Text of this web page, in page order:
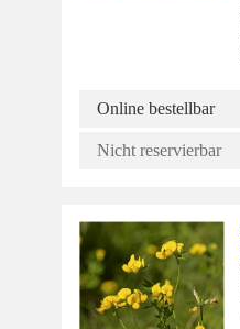
Online bestellbar
Nicht reservierbar